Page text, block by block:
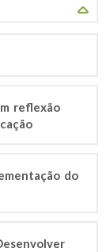
reflexão
do